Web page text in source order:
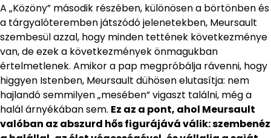
A „Közöny” második részében, különösen a börtönben és
a tárgyalóteremben játszódó jelenetekben, Meursault
szembesül azzal, hogy minden tettének következménye
van, de ezek a következmények önmagukban
értelmetlenek. Amikor a pap megpróbálja rávenni, hogy
higgyen Istenben, Meursault dühösen elutasítja: nem
hajlandó semmilyen „mesében” vigaszt találni, még a
halál árnyékában sem. Ez az a pont, ahol Meursault
valóban az abszurd hős figurájává válik: szembenéz